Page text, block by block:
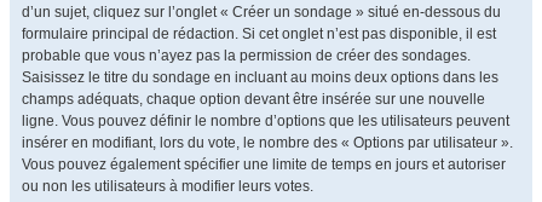
d’un sujet, cliquez sur l’onglet « Créer un sondage » situé en-dessous du
formulaire principal de rédaction. Si cet onglet n’est pas disponible, il est
probable que vous n’ayez pas la permission de créer des sondages.
Saisissez le titre du sondage en incluant au moins deux options dans les
champs adéquats, chaque option devant être insérée sur une nouvelle
ligne. Vous pouvez définir le nombre d’options que les utilisateurs peuvent
insérer en modifiant, lors du vote, le nombre des « Options par utilisateur ».
Vous pouvez également spécifier une limite de temps en jours et autoriser
ou non les utilisateurs à modifier leurs votes.